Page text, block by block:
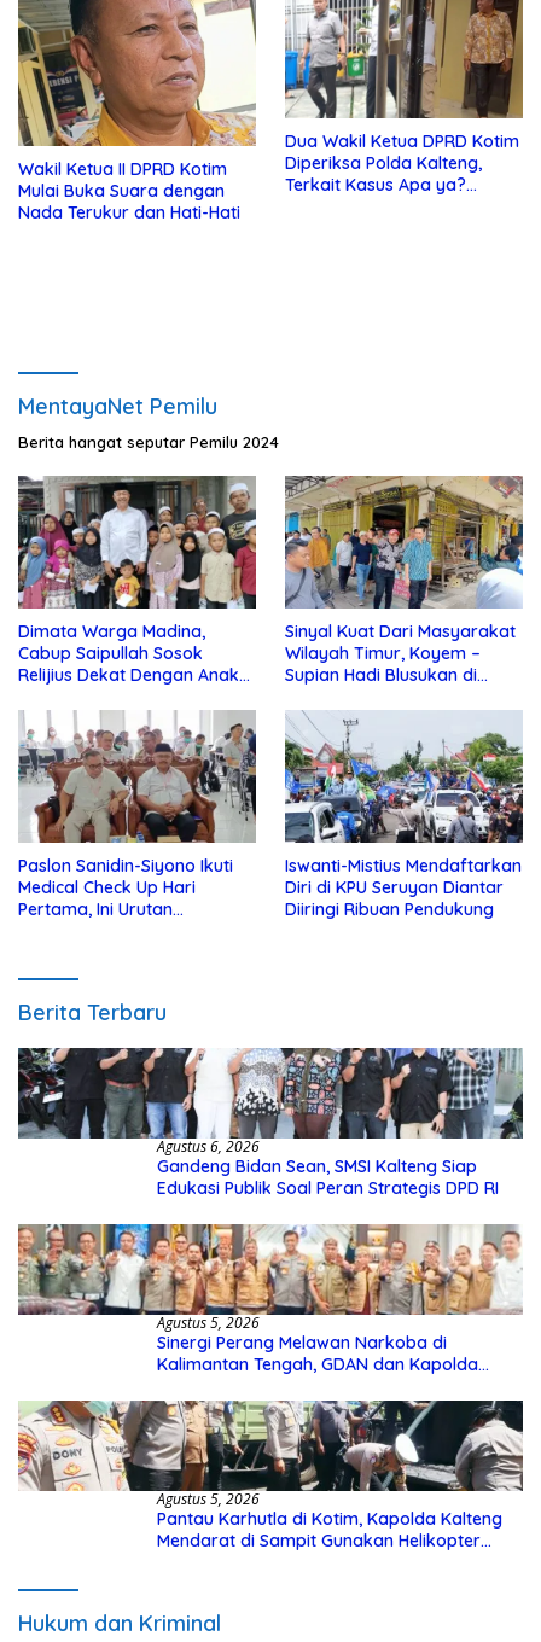
Wakil Ketua II DPRD Kotim
Mulai Buka Suara dengan
Nada Terukur dan Hati-Hati
Dua Wakil Ketua DPRD Kotim
Diperiksa Polda Kalteng,
Terkait Kasus Apa ya?…
MentayaNet Pemilu
Berita hangat seputar Pemilu 2024
Dimata Warga Madina,
Cabup Saipullah Sosok
Relijius Dekat Dengan Anak
Sinyal Kuat Dari Masyarakat
Wilayah Timur, Koyem –
Supian Hadi Blusukan di
Paslon Sanidin-Siyono Ikuti
Medical Check Up Hari
Pertama, Ini Urutan
Iswanti-Mistius Mendaftarkan
Diri di KPU Seruyan Diantar
Diiringi Ribuan Pendukung
Berita Terbaru
Agustus 6, 2026
Gandeng Bidan Sean, SMSI Kalteng Siap
Edukasi Publik Soal Peran Strategis DPD RI
Agustus 5, 2026
Sinergi Perang Melawan Narkoba di
Kalimantan Tengah, GDAN dan Kapolda
Agustus 5, 2026
Pantau Karhutla di Kotim, Kapolda Kalteng
Mendarat di Sampit Gunakan Helikopter
Hukum dan Kriminal